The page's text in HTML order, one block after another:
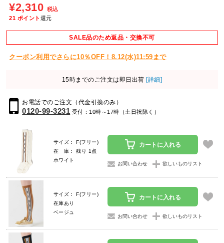
¥2,310 税込
21 ポイント 還元
SALE品のため返品・交換不可
クーポン利用でさらに10％OFF！8.12(水)11:59まで
15時までのご注文は即日出荷 [詳細]
お電話でのご注文（代金引換のみ）
0120-99-3231 受付：10時～17時（土日祝除く）
サイズ： F(フリー)
在 庫： 残り 1点
ホワイト
カートに入れる
お問い合わせ 欲しいものリスト
サイズ： F(フリー)
在庫あり
ベージュ
カートに入れる
お問い合わせ 欲しいものリスト